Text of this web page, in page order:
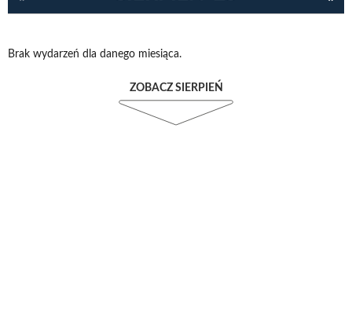
Brak wydarzeń dla danego miesiąca.
ZOBACZ SIERPIEŃ